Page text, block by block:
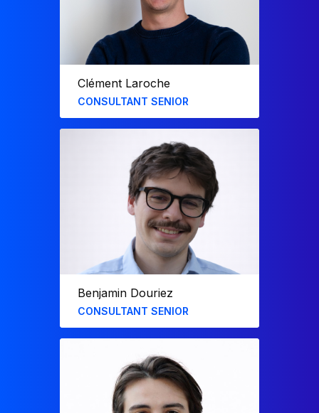
l’IA dans nos outils, grâce à ses
compétences en Python.
Clément Laroche
CONSULTANT SENIOR
Clément a rejoint l’équipe en juillet 2022.
Il a élaboré des rapports pour des
acteurs tels que Sofinnova, Lightrock et
SAF Aerogroup dans le secteur des
capitaux privés et de l’aéronautique.
Passionné par les innovations dans
l’univers de Power BI, il s’informe
régulièrement de son évolution au
travers de la communauté et de la
littérature technique.
Benjamin Douriez
CONSULTANT SENIOR
un stage de césure en 2022.
Il a développé des rapports interactifs
pour LVMH, L’Oréal et Gecina, et a
également conçu des applications
métiers pour des acteurs du secteur
financier.